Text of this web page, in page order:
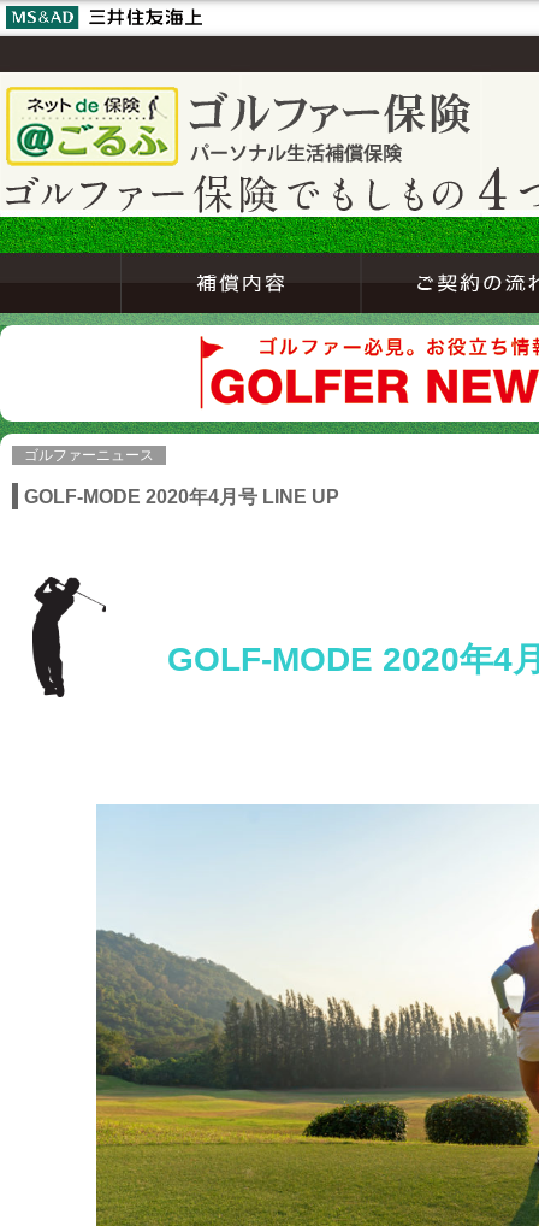
ゴルファーニュース
GOLF-MODE 2020年4月号 LINE UP
GOLF-MODE 2020年4